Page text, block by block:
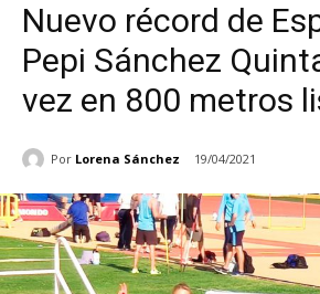
Nuevo récord de
Pepi Sánchez
vez en 800 metros
Por Lorena Sánchez 19/04/2021